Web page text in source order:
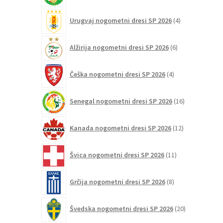
Urugvaj nogometni dresi SP 2026 4izdelki
Alžirija nogometni dresi SP 2026 6izdelkov
Češka nogometni dresi SP 2026 4izdelki
Senegal nogometni dresi SP 2026 16izdelkov
Kanada nogometni dresi SP 2026 12izdelkov
Švica nogometni dresi SP 2026 11izdelkov
Grčija nogometni dresi SP 2026 8izdelkov
Švedska nogometni dresi SP 2026 20izdelkov